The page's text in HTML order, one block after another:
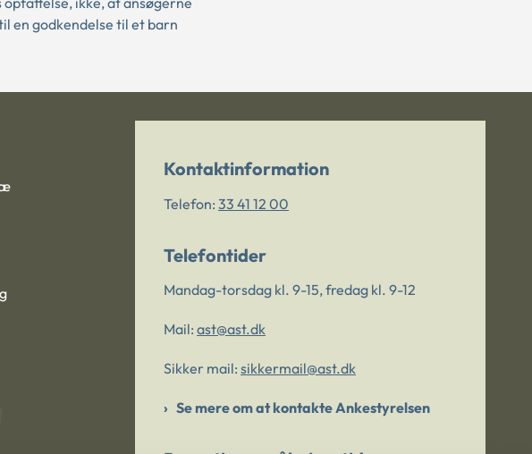
en godkendelse til et barn
Kontaktinformation
Telefon: 33 41 12 00
Telefontider
Mandag-torsdag kl. 9-15, fredag kl. 9-12
Mail: ast@ast.dk
Sikker mail: sikkermail@ast.dk
Se mere om at kontakte Ankestyrelsen